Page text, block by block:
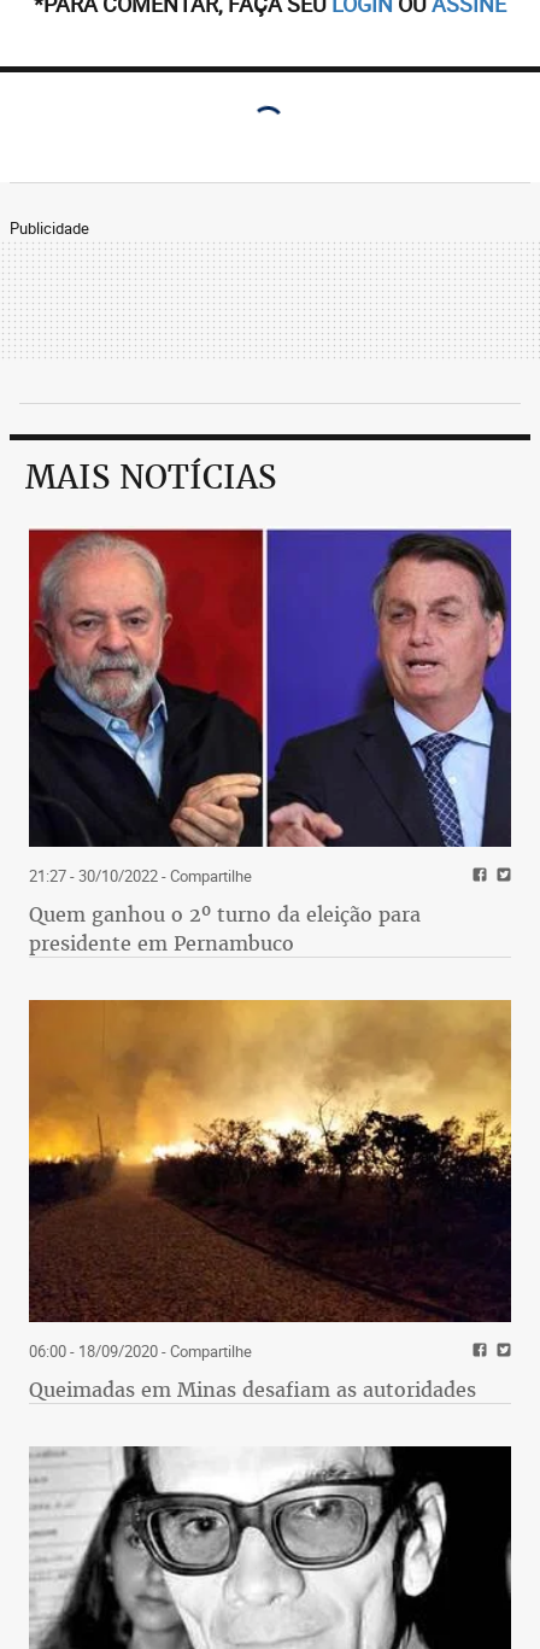
Publicidade
MAIS NOTÍCIAS
21:27 - 30/10/2022- Compartilhe
Quem ganhou o 2º turno da eleição para
presidente em Pernambuco
06:00 - 18/09/2020- Compartilhe
Queimadas em Minas desafiam as autoridades